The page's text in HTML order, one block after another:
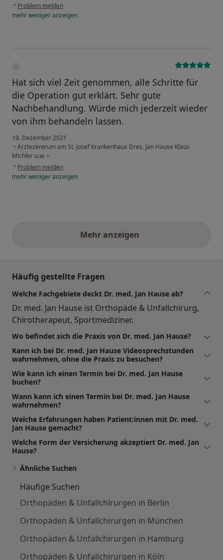
• Problem melden
mehrwenigeranzeigen
Hat sich viel Zeit genommen, alle Schritte für
die Operation gut erklärt. Sehr gute
Nachbehandlung. Würde mich jederzeit wieder
von ihm behandeln lassen.
19. Dezember 2021
• Ärztezentrum am St. Josef Krankenhaus Dres. Jan Hause Klaus
Michler u.w. •
• Problem melden
mehrwenigeranzeigen
Mehr anzeigenobige Stellungnahmen
Häufig gestellte Fragen
Welche Fachgebiete deckt Dr. med. Jan Hause ab?
Dr. med. Jan Hause ist Orthopäde & Unfallchirurg,
Chirotherapeut, Sportmediziner.
Wo befindet sich die Praxis von Dr. med. Jan Hause?
Kann ich bei Dr. med. Jan Hause Videosprechstunden
wahrnehmen, ohne die Praxis zu besuchen?
Wie kann ich einen Termin bei Dr. med. Jan Hause
buchen?
Wann kann ich einen Termin bei Dr. med. Jan Hause
wahrnehmen?
Welche Erfahrungen haben Patient:innen mit Dr. med.
Jan Hause gemacht?
Welche Form der Versicherung akzeptiert Dr. med. Jan
Hause?
Ähnliche Suchen
Häufige Suchen
Orthopäden & Unfallchirurgen in Berlin
Orthopäden & Unfallchirurgen in München
Orthopäden & Unfallchirurgen in Hamburg
Orthopäden & Unfallchirurgen in Köln